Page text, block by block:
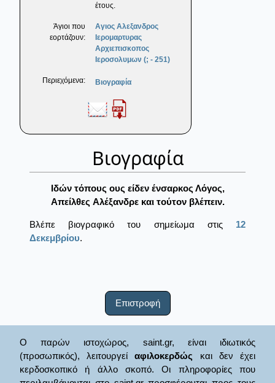
έτους.
Άγιοι που
εορτάζουν:
Αγιος Αλεξανδρος
Ιερομαρτυρας
Αρχιεπισκοπος
Ιεροσολυμων (; - 251)
Περιεχόμενα: Βιογραφία
Βιογραφία
Ιδών τόπους ους είδεν ένσαρκος Λόγος,
Aπείλθες Aλέξανδρε και τούτον βλέπειν.
Βλέπε βιογραφικό του σημείωμα στις 12
Δεκεμβρίου.
Επιστροφή
Ο παρών ιστοχώρος, saint.gr, είναι ιδιωτικός
(προσωπικός), λειτουργείαφιλοκερδώς και δεν έχει
κερδοσκοπικό ή άλλο σκοπό. Οι πληροφορίες που